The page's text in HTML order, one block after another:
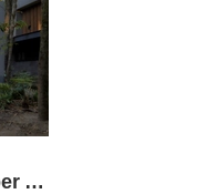
墨西哥森林小屋 San Simón / Weber Arquitectos